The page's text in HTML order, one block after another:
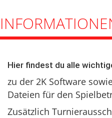
Hier findest du alle
zu der 2K Software
Dateien für den
Zusätzlich